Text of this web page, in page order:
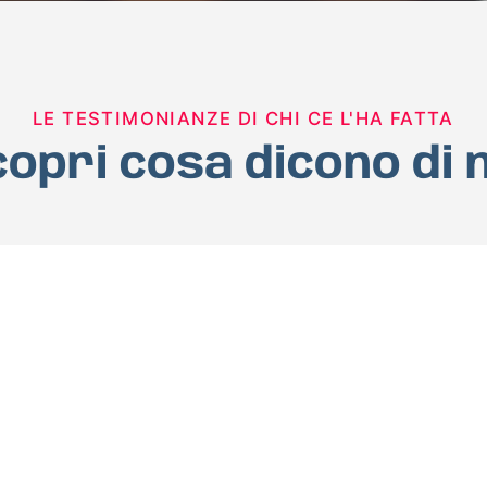
LE TESTIMONIANZE DI CHI CE L'HA FATTA
cosa dicono di